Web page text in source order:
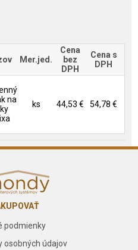
Mer.jed.
Cena
bez
DPH
Cena s
DPH
na
ks 44,53 € 54,78 €
podmienky
osobných údajov